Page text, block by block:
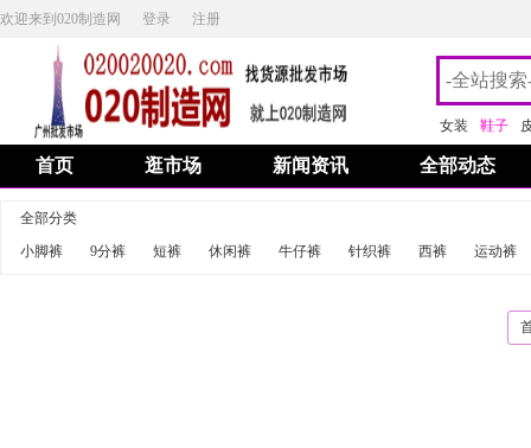
欢迎来到020制造网 登录 注册
女装 鞋子
首页 逛市场 新闻资讯 全部动态
全部分类
小脚裤
9分裤 短裤 休闲裤 牛仔裤 针织裤 西裤 运动裤